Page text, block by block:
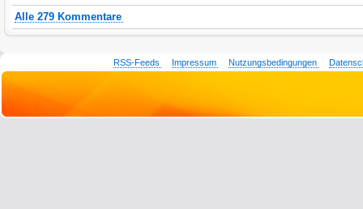
Alle 279 Kommentare
RSS-Feeds Impressum Nutzungsbedingungen